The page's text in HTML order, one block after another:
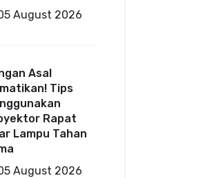
August 2026
Asal
Tips
Rapat
Lampu Tahan
August 2026